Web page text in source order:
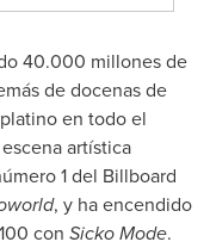
40.000 millones de
de docenas de
en todo el
artística
1 del Billboard
, y ha encendido
con Sicko Mode.